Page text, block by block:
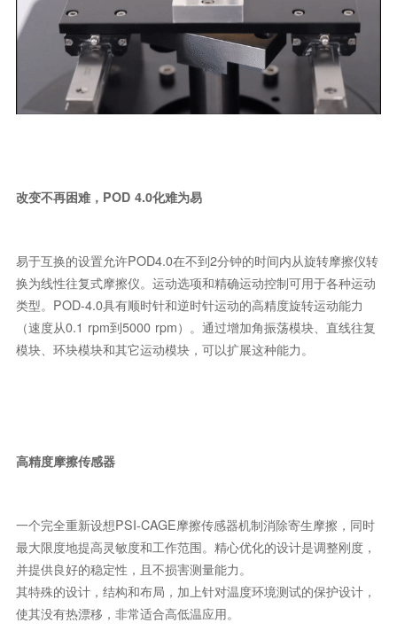
改变不再困难，POD 4.0化难为易
易于互换的设置允许POD4.0在不到2分钟的时间内从旋转摩擦仪转
换为线性往复式摩擦仪。运动选项和精确运动控制可用于各种运动
类型。POD-4.0具有顺时针和逆时针运动的高精度旋转运动能力
（速度从0.1 rpm到5000 rpm）。通过增加角振荡模块、直线往复
模块、环块模块和其它运动模块，可以扩展这种能力。
高精度摩擦传感器
一个完全重新设想PSI-CAGE摩擦传感器机制消除寄生摩擦，同时
最大限度地提高灵敏度和工作范围。精心优化的设计是调整刚度，
并提供良好的稳定性，且不损害测量能力。
其特殊的设计，结构和布局，加上针对温度环境测试的保护设计，
使其没有热漂移，非常适合高低温应用。